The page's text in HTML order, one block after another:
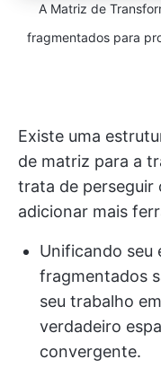
A Matriz de
fragmentados para
Existe uma
de matriz para a
trata de perseguir
adicionar mais
Unificando seu
fragmentados
seu trabalho
verdadeiro
convergente.